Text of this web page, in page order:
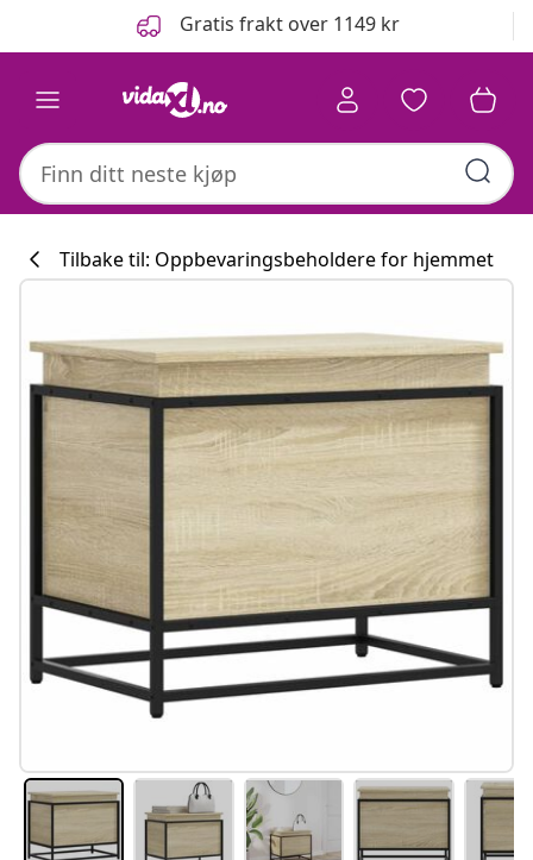
Gratis frakt over 1149 kr
Tilbake til: Oppbevaringsbeholdere for hjemmet